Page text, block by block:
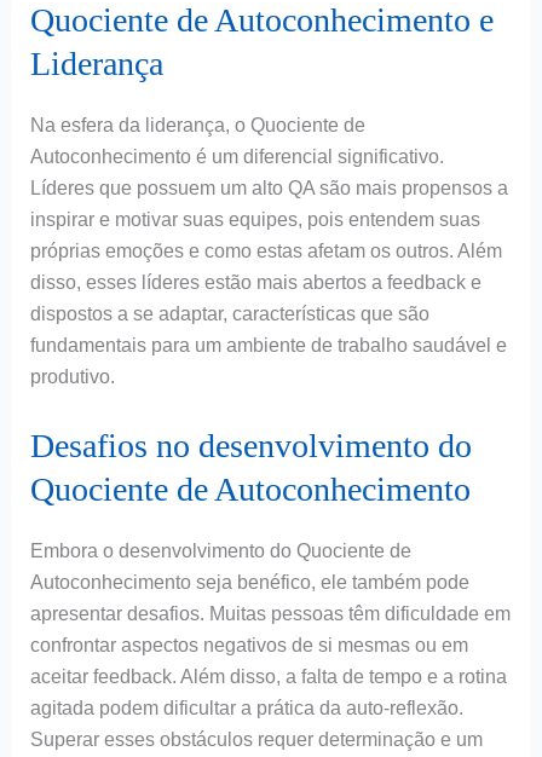
Quociente de Autoconhecimento e
Liderança
Na esfera da liderança, o Quociente de
Autoconhecimento é um diferencial significativo.
Líderes que possuem um alto QA são mais propensos a
inspirar e motivar suas equipes, pois entendem suas
próprias emoções e como estas afetam os outros. Além
disso, esses líderes estão mais abertos a feedback e
dispostos a se adaptar, características que são
fundamentais para um ambiente de trabalho saudável e
produtivo.
Desafios no desenvolvimento do
Quociente de Autoconhecimento
Embora o desenvolvimento do Quociente de
Autoconhecimento seja benéfico, ele também pode
apresentar desafios. Muitas pessoas têm dificuldade em
confrontar aspectos negativos de si mesmas ou em
aceitar feedback. Além disso, a falta de tempo e a rotina
agitada podem dificultar a prática da auto-reflexão.
Superar esses obstáculos requer determinação e um